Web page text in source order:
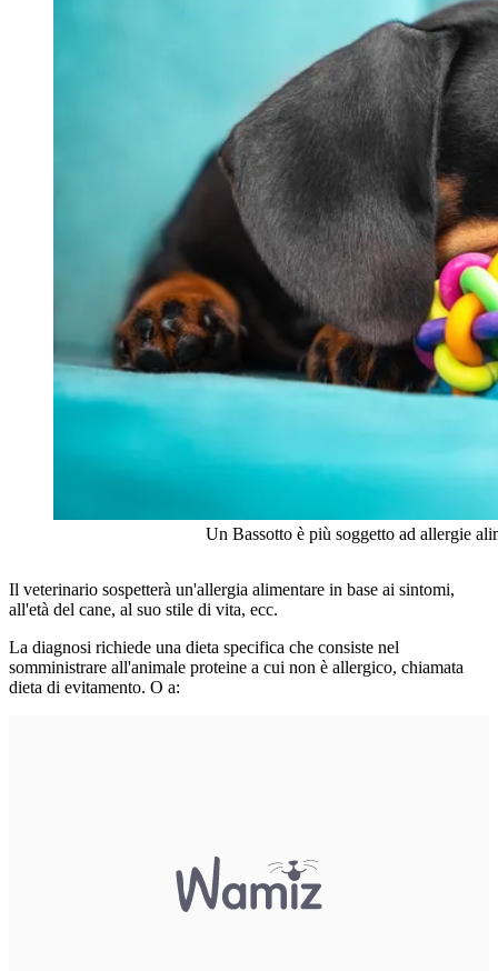
Un Bassotto è più soggetto ad allergie
Il veterinario sospetterà un'allergia alimentare in base ai sintomi,
all'età del cane, al suo stile di vita, ecc.
La diagnosi richiede una dieta specifica che consiste nel
somministrare all'animale proteine a cui non è allergico, chiamata
dieta di evitamento. O a: